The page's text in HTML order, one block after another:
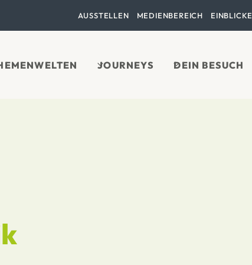
AUSSTELLEN MEDIENBEREICH EINBLICKE
JOURNEYS DEIN BESUCH